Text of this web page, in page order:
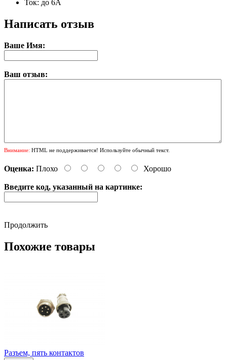
Ток: до 6A
Написать отзыв
Ваше Имя:
Ваш отзыв:
Внимание: HTML не поддерживается! Используйте обычный текст.
Оценка: Плохо Хорошо
Введите код, указанный на картинке:
Продолжить
Похожие товары
Разъем, пять контактов